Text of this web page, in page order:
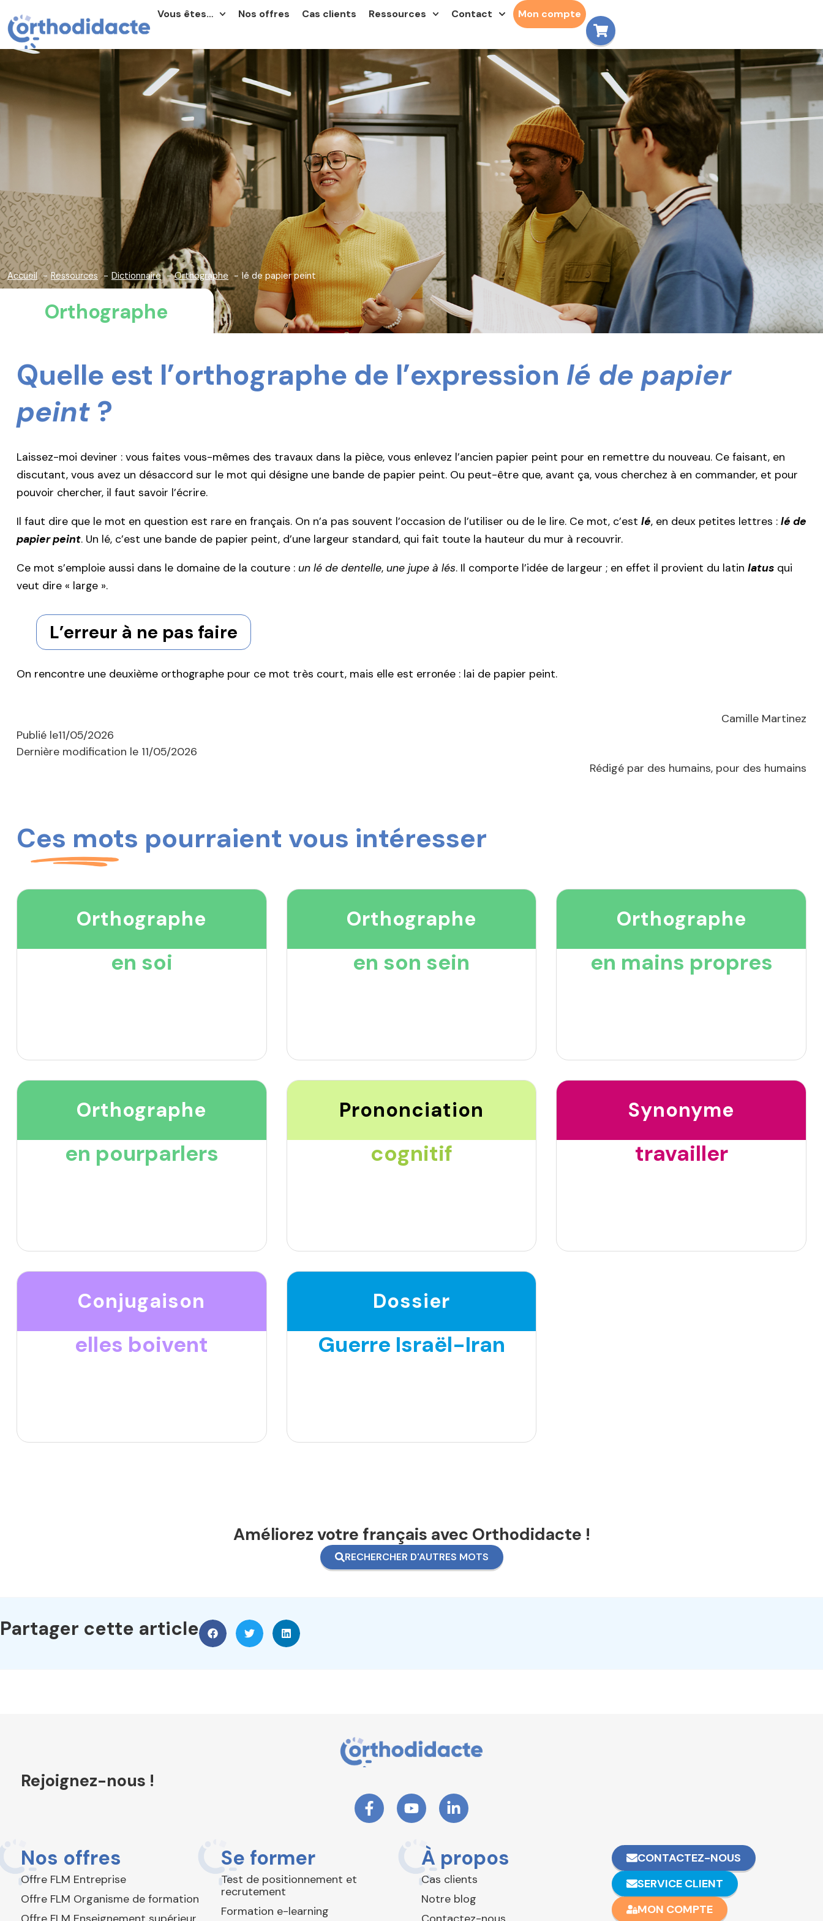
Vous êtes… Nos offres Cas clients Ressources Contact Mon compte
Accueil Ressources Dictionnaire Orthographe lé de papier peint
Orthographe
Quelle est l’orthographe de l’expression lé de papier
peint ?
Laissez-moi deviner : vous faites vous-mêmes des travaux dans la pièce, vous enlevez l’ancien papier peint pour en remettre du nouveau. Ce faisant, en
discutant, vous avez un désaccord sur le mot qui désigne une bande de papier peint. Ou peut-être que, avant ça, vous cherchez à en commander, et pour
pouvoir chercher, il faut savoir l’écrire.
Il faut dire que le mot en question est rare en français. On n’a pas souvent l’occasion de l’utiliser ou de le lire. Ce mot, c’est lé, en deux petites lettres : lé de
papier peint. Un lé, c’est une bande de papier peint, d’une largeur standard, qui fait toute la hauteur du mur à recouvrir.
Ce mot s’emploie aussi dans le domaine de la couture : un lé de dentelle, une jupe à lés. Il comporte l’idée de largeur ; en effet il provient du latin latus qui
veut dire « large ».
L’erreur à ne pas faire
On rencontre une deuxième orthographe pour ce mot très court, mais elle est erronée : lai de papier peint.
Camille Martinez
Publié le11/05/2026
Dernière modification le 11/05/2026
Rédigé par des humains, pour des humains
Ces mots pourraient vous intéresser
Orthographe
en soi
Orthographe
en son sein
Orthographe
en mains propres
Orthographe
en pourparlers
Prononciation
cognitif
Synonyme
travailler
Conjugaison
elles boivent
Dossier
Guerre Israël-Iran
Améliorez votre français avec Orthodidacte !
RECHERCHER D'AUTRES MOTS
Partager cette article
Rejoignez-nous !
Nos offres
Offre FLM Entreprise
Offre FLM Organisme de formation
Se former
Test de positionnement et
recrutement
Formation e-learning
À propos
Cas clients
Notre blog
CONTACTEZ-NOUS
SERVICE CLIENT
MON COMPTE